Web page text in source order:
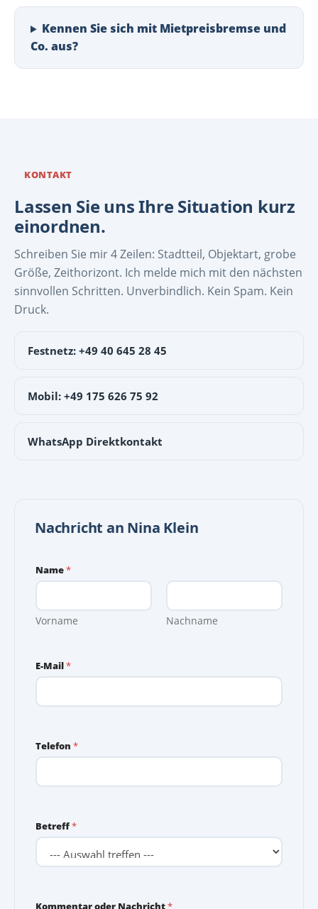
Kennen Sie sich mit Mietpreisbremse und
Co. aus?
KONTAKT
Lassen Sie uns Ihre Situation kurz
einordnen.
Schreiben Sie mir 4 Zeilen: Stadtteil, Objektart, grobe
Größe, Zeithorizont. Ich melde mich mit den nächsten
sinnvollen Schritten. Unverbindlich. Kein Spam. Kein
Druck.
Festnetz: +49 40 645 28 45
Mobil: +49 175 626 75 92
WhatsApp Direktkontakt
Nachricht an Nina Klein
Name*
Vorname Nachname
o
m
a
r
E-Mail*
Telefon *
Betreff*
Kommentar oder Nachricht*